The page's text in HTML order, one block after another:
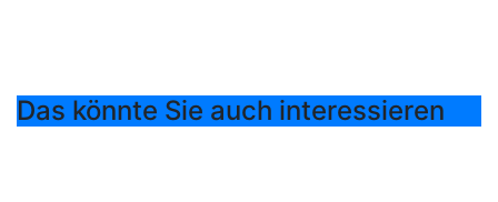
Das könnte Sie auch interessieren